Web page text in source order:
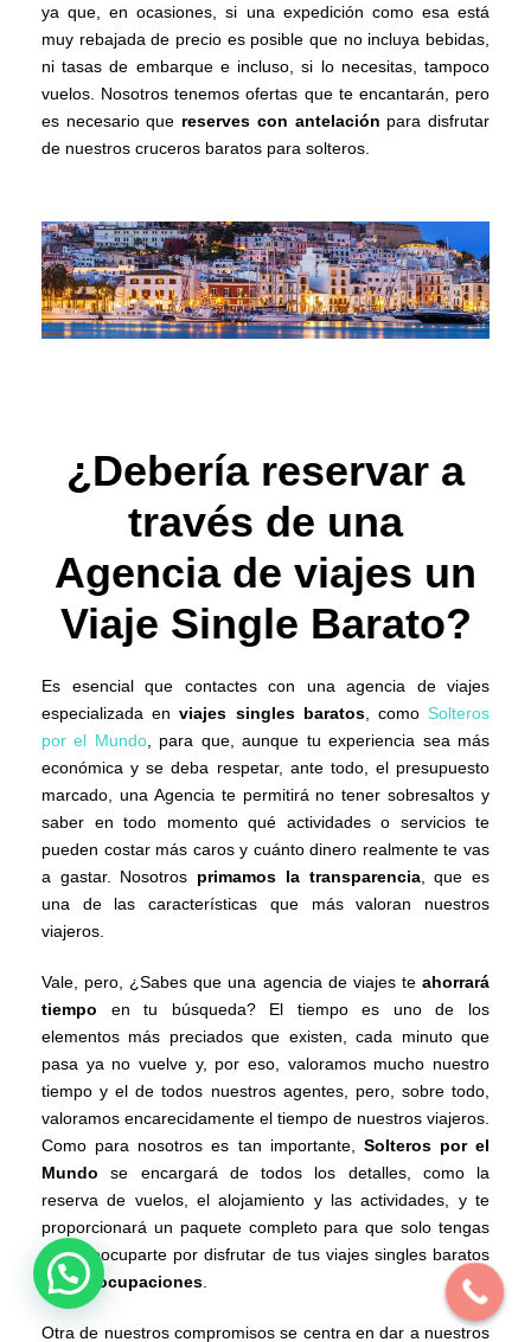
ya que, en ocasiones, si una expedición como esa está
muy rebajada de precio es posible que no incluya bebidas,
ni tasas de embarque e incluso, si lo necesitas, tampoco
vuelos. Nosotros tenemos ofertas que te encantarán, pero
es necesario que reserves con antelación para disfrutar
de nuestros cruceros baratos para solteros.
¿Debería reservar a
través de una
Agencia de viajes un
Viaje Single Barato?
Es esencial que contactes con una agencia de viajes
especializada enviajes singles baratos, como Solteros
por el Mundo, para que, aunque tu experiencia sea más
económica y se deba respetar, ante todo, el presupuesto
marcado, una Agencia te permitirá no tener sobresaltos y
saber en todo momento qué actividades o servicios te
pueden costar más caros y cuánto dinero realmente te vas
a gastar. Nosotros primamos la transparencia, que es
una de las características que más valoran nuestros
viajeros.
Vale, pero, ¿Sabes que una agencia de viajes te ahorrará
tiempo en tu búsqueda? El tiempo es uno de los
elementos más preciados que existen, cada minuto que
pasa ya no vuelve y, por eso, valoramos mucho nuestro
tiempo y el de todos nuestros agentes, pero, sobre todo,
valoramos encarecidamente el tiempo de nuestros viajeros.
Como para nosotros es tan importante, Solteros por el
Mundose encargará de todos los detalles, como la
reserva de vuelos, el alojamiento y las actividades, y te
proporcionará un paquete completo para que solo tengas
que preocuparte por disfrutar de tus viajes singles baratos
sin preocupaciones
Otra de nuestros compromisos se centra en dar a nuestros